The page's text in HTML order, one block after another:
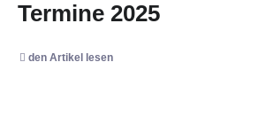
Termine 2025
den Artikel lesen